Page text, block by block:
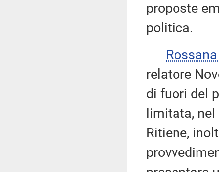
proposte
politica.
relatore
di fuori del
limitata,
Ritiene,